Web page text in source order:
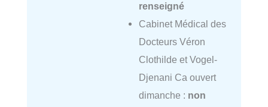
renseigné
Cabinet Médical des
Docteurs Véron
Clothilde et Vogel-
Djenani Ca ouvert
dimanche : non